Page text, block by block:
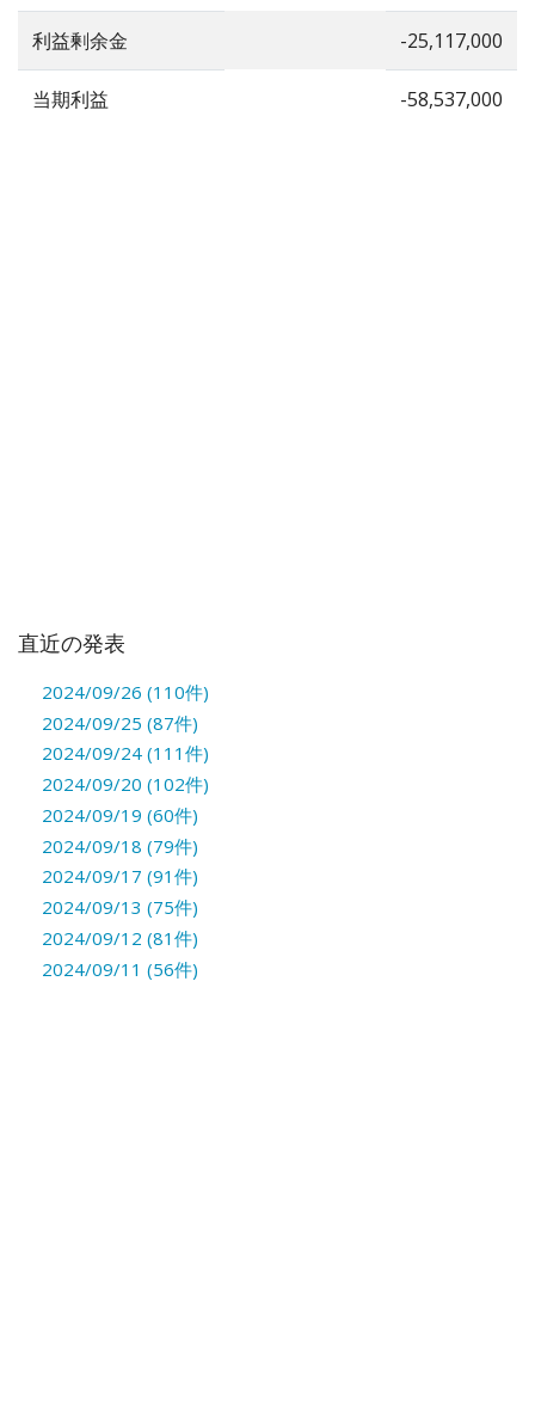
利益剰余金 -25,117,000
当期利益 -58,537,000
直近の発表
2024/09/26 (110件)
2024/09/25 (87件)
2024/09/24 (111件)
2024/09/20 (102件)
2024/09/19 (60件)
2024/09/18 (79件)
2024/09/17 (91件)
2024/09/13 (75件)
2024/09/12 (81件)
2024/09/11 (56件)